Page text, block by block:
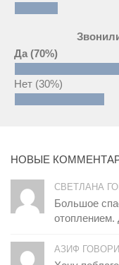
Да (70%)
Нет (30%)
НОВЫЕ
СВЕТЛАНА
Большое
отоплением.
АЗИФ